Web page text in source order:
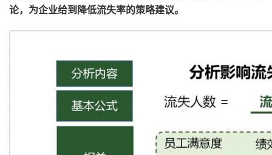
论， 为企业给到降低流失率的策略建议。